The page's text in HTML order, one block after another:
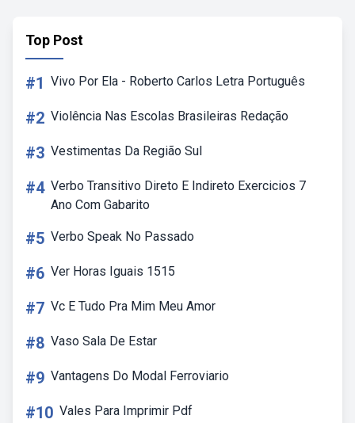
Top Post
#1 Vivo Por Ela - Roberto Carlos Letra Português
#2 Violência Nas Escolas Brasileiras Redação
#3 Vestimentas Da Região Sul
#4 Verbo Transitivo Direto E Indireto Exercicios 7
Ano Com Gabarito
#5 Verbo Speak No Passado
#6 Ver Horas Iguais 1515
#7 Vc E Tudo Pra Mim Meu Amor
#8 Vaso Sala De Estar
#9 Vantagens Do Modal Ferroviario
#10 Vales Para Imprimir Pdf